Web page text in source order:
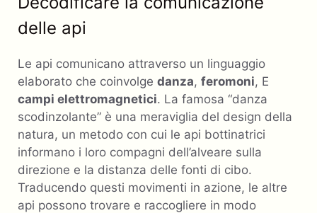
delle api
Le api comunicano attraverso un linguaggio
elaborato che coinvolge danza, feromoni, E
campi elettromagnetici. La famosa “danza
scodinzolante” è una meraviglia del design della
natura, un metodo con cui le api bottinatrici
informano i loro compagni dell’alveare sulla
direzione e la distanza delle fonti di cibo.
Traducendo questi movimenti in azione, le altre
api possono trovare e raccogliere in modo